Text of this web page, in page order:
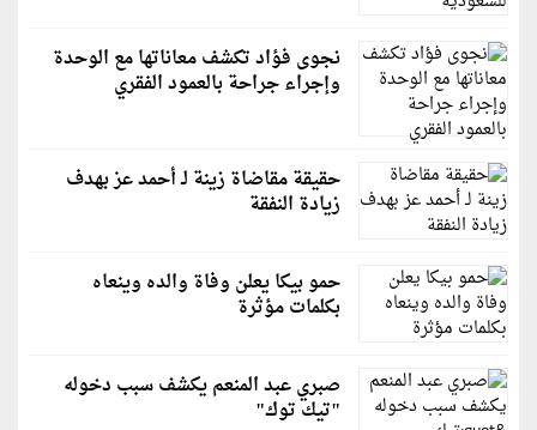
نجوى فؤاد تكشف معاناتها مع الوحدة
وإجراء جراحة بالعمود الفقري
حقيقة مقاضاة زينة لـ أحمد عز بهدف
زيادة النفقة
حمو بيكا يعلن وفاة والده وينعاه
بكلمات مؤثرة
صبري عبد المنعم يكشف سبب دخوله
"تيك توك"